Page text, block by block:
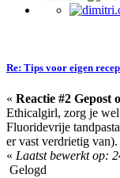
Re: Tips voor eigen
« Reactie #2 Gepost
Ethicalgirl, zorg je
Fluoridevrije
er vast verdrietig van).
« Laatst bewerkt op:
Gelogd